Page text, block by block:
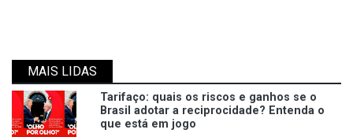
MAIS LIDAS
Tarifaço: quais os riscos e ganhos se o
Brasil adotar a reciprocidade? Entenda o
que está em jogo